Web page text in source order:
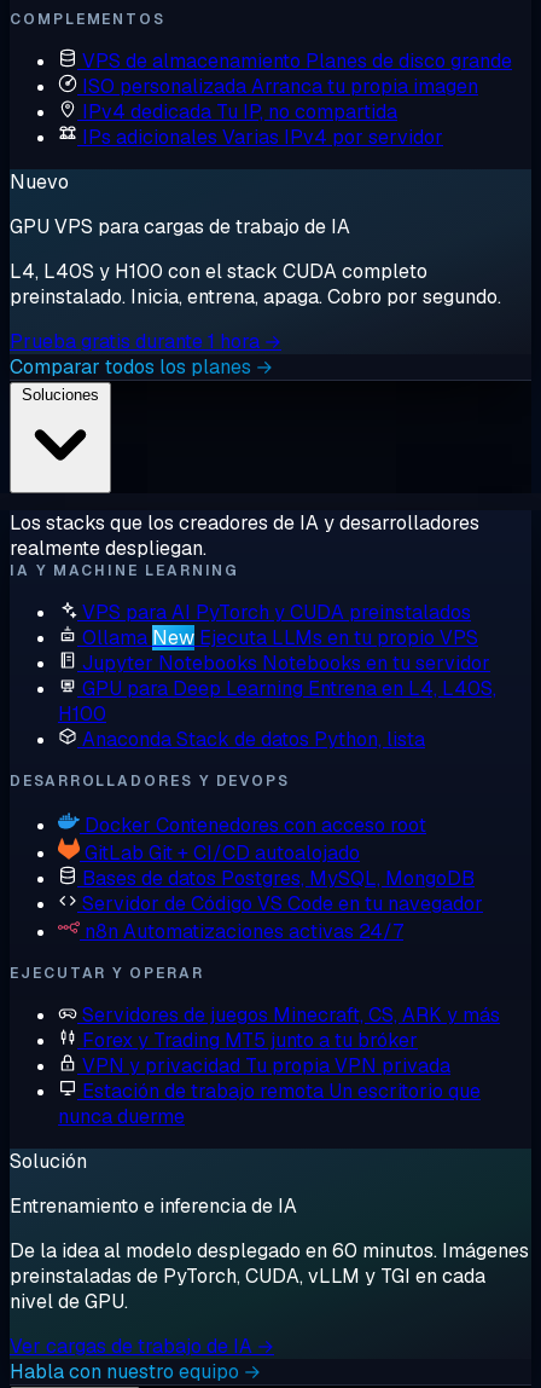
COMPLEMENTOS
VPS de almacenamiento Planes de disco grande
ISO personalizadaArranca tu propia imagen
IPv4 dedicada Tu IP, no compartida
IPs adicionales Varias IPv4 por servidor
Nuevo
GPU VPS para cargas de trabajo de IA
L4, L40S y H100 con el stack CUDA completo
preinstalado. Inicia, entrena, apaga. Cobro por segundo.
Prueba gratis durante 1 hora →
Comparar todos los planes →
Los stacks que los creadores de IA y desarrolladores
realmente despliegan.
IA Y MACHINE LEARNING
VPS para AI PyTorch y CUDA preinstalados
Ollama New Ejecuta LLMs en tu propio VPS
Jupyter Notebooks Notebooks en tu servidor
GPU para Deep Learning Entrena en L4, L40S,
H100
AnacondaStack de datos Python, lista
DESARROLLADORES Y DEVOPS
Docker Contenedores con acceso root
GitLab Git + CI/CD autoalojado
Bases de datos Postgres, MySQL, MongoDB
Servidor de Código VS Code en tu navegador
n8n Automatizaciones activas 24/7
EJECUTAR Y OPERAR
Servidores de juegos Minecraft, CS, ARK y más
Forex y Trading MT5 junto a tu bróker
VPN y privacidad Tu propia VPN privada
Estación de trabajo remota Un escritorio que
nunca duerme
Solución
Entrenamiento e inferencia de IA
De la idea al modelo desplegado en 60 minutos. Imágenes
preinstaladas de PyTorch, CUDA, vLLM y TGI en cada
nivel de GPU.
Ver cargas de trabajo de IA →
Habla con nuestro equipo →